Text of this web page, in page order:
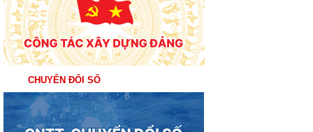
CHUYỂN ĐỔI SỐ